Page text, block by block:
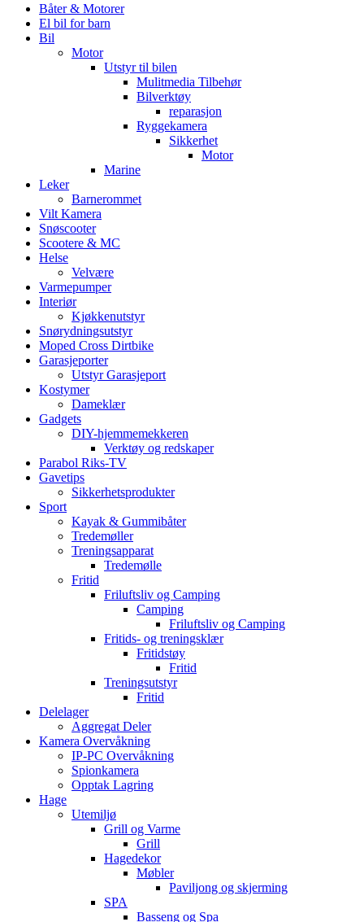
Båter & Motorer
El bil for barn
Bil
Motor
Utstyr til bilen
Mulitmedia Tilbehør
Bilverktøy
reparasjon
Ryggekamera
Sikkerhet
Motor
Marine
Leker
Barnerommet
Vilt Kamera
Snøscooter
Scootere & MC
Helse
Velvære
Varmepumper
Interiør
Kjøkkenutstyr
Snørydningsutstyr
Moped Cross Dirtbike
Garasjeporter
Utstyr Garasjeport
Kostymer
Dameklær
Gadgets
DIY-hjemmemekkeren
Verktøy og redskaper
Parabol Riks-TV
Gavetips
Sikkerhetsprodukter
Sport
Kayak & Gummibåter
Tredemøller
Treningsapparat
Tredemølle
Fritid
Friluftsliv og Camping
Camping
Friluftsliv og Camping
Fritids- og treningsklær
Fritidstøy
Fritid
Treningsutstyr
Fritid
Delelager
Aggregat Deler
Kamera Overvåkning
IP-PC Overvåkning
Spionkamera
Opptak Lagring
Hage
Utemiljø
Grill og Varme
Grill
Hagedekor
Møbler
Paviljong og skjerming
SPA
Basseng og Spa